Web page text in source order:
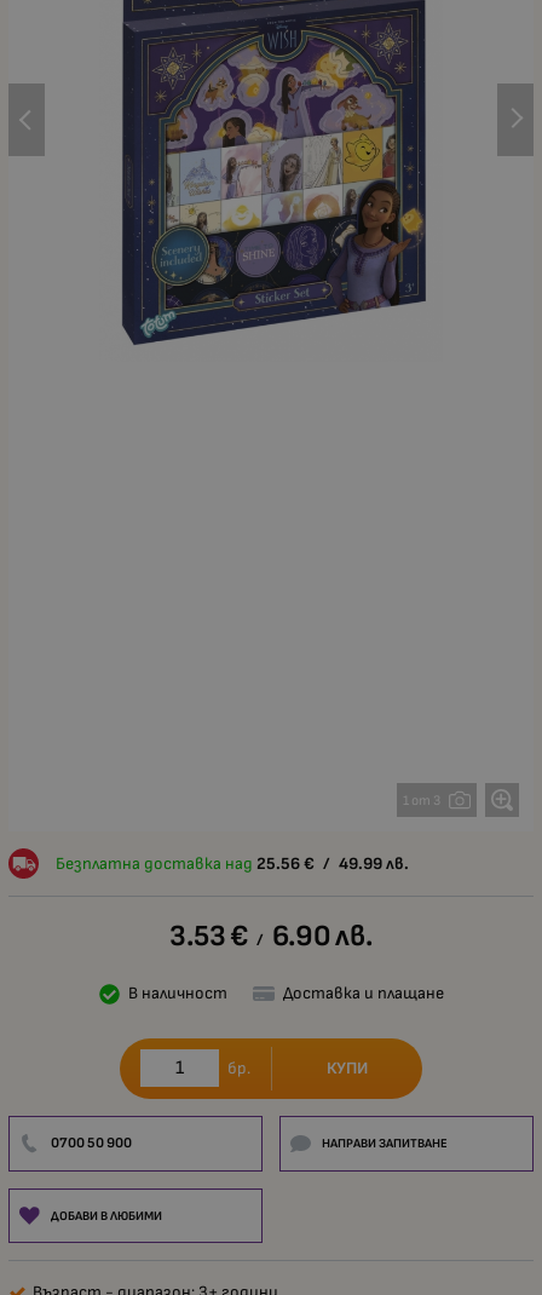
1 от 3
Безплатна доставка над 25.56 € / 49.99 лв.
3.53€ / 6.90лв.
В наличност Доставка и плащане
бр. КУПИ
0700 50 900 НАПРАВИ ЗАПИТВАНЕ
ДОБАВИ В ЛЮБИМИ